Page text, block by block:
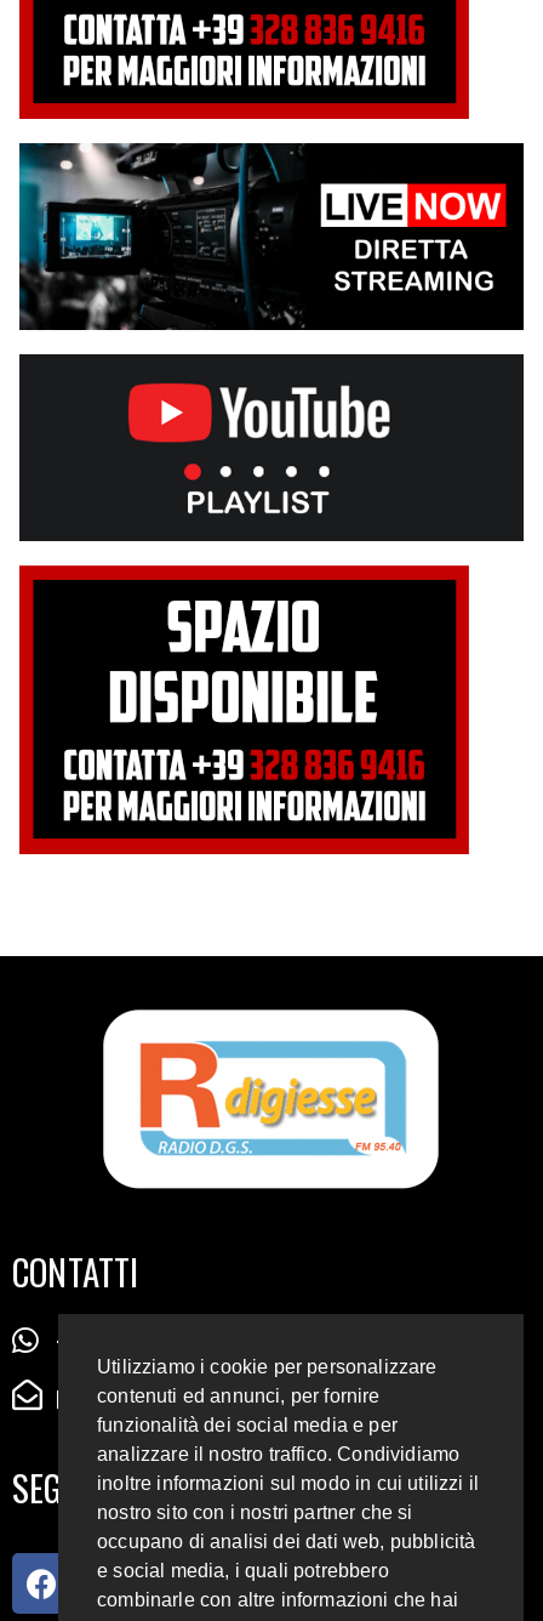
CONTATTI
+39 345 72 72 88 5
radiodigiesse@gmail.com
SEGUICI SUI SOCIAL
Utilizziamo i cookie per personalizzare
contenuti ed annunci, per fornire
funzionalità dei social media e per
analizzare il nostro traffico. Condividiamo
inoltre informazioni sul modo in cui utilizzi il
nostro sito con i nostri partner che si
occupano di analisi dei dati web, pubblicità
e social media, i quali potrebbero
combinarle con altre informazioni che hai